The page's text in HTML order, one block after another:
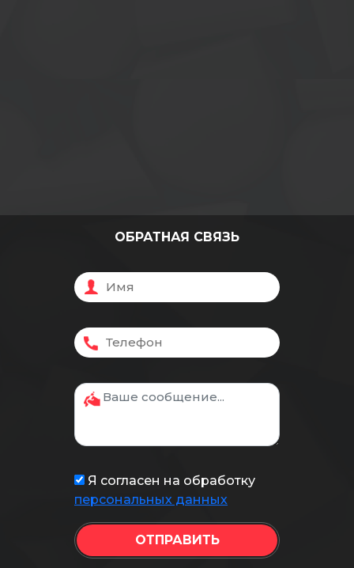
ОБРАТНАЯ СВЯЗЬ
Я согласен на обработку
персональных данных